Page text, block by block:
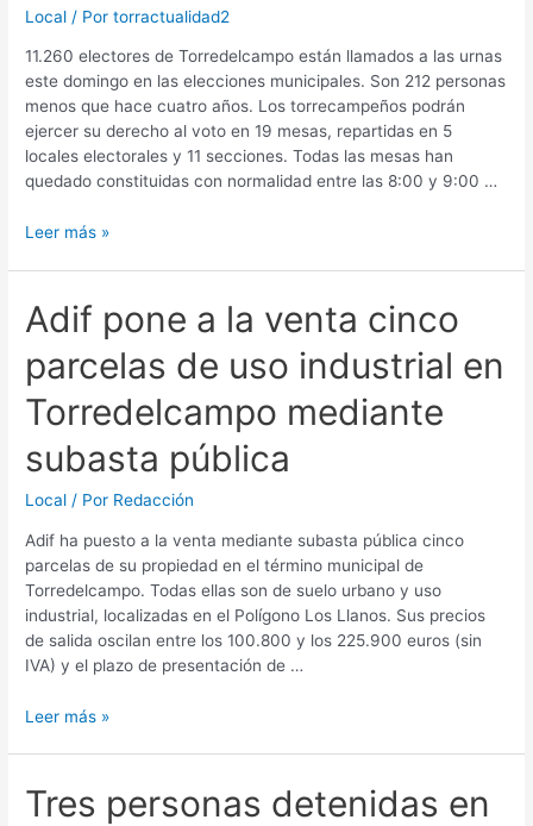
Local / Portorractualidad2
11.260 electores de Torredelcampo están llamados a las urnas
este domingo en las elecciones municipales. Son 212 personas
menos que hace cuatro años. Los torrecampeños podrán
ejercer su derecho al voto en 19 mesas, repartidas en 5
locales electorales y 11 secciones. Todas las mesas han
quedado constituidas con normalidad entre las 8:00 y 9:00 …
Leer más »
Adif pone a la venta cinco
parcelas de uso industrial en
Torredelcampo mediante
subasta pública
Local / Por Redacción
Adif ha puesto a la venta mediante subasta pública cinco
parcelas de su propiedad en el término municipal de
Torredelcampo. Todas ellas son de suelo urbano y uso
industrial, localizadas en el Polígono Los Llanos. Sus precios
de salida oscilan entre los 100.800 y los 225.900 euros (sin
IVA) y el plazo de presentación de …
Leer más »
Tres personas detenidas en